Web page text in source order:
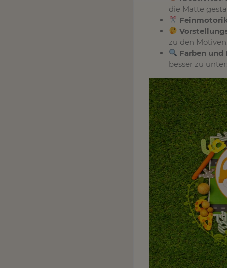
die Matte
Feinmotorik
zu den Motiven.
Farben und
besser zu